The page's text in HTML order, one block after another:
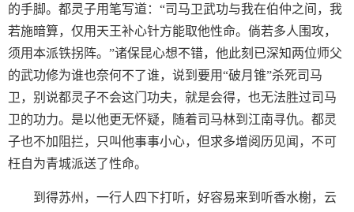
的手脚。都灵子用笔写道：“司马卫武功与我在伯仲之间，我
若施暗算，仅用天王补心针方能取他性命。倘若多人围攻，
须用本派铁拐阵。”诸保昆心想不错，他此刻已深知两位师父
的武功修为谁也奈何不了谁，说到要用“破月锥”杀死司马
卫，别说都灵子不会这门功夫，就是会得，也无法胜过司马
卫的功力。是以他更无怀疑，随着司马林到江南寻仇。都灵
子也不加阻拦，只叫他事事小心，但求多增阅历见闻，不可
枉自为青城派送了性命。
到得苏州，一行人四下打听，好容易来到听香水榭，云